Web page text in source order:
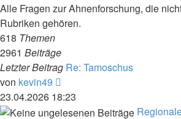
Alle Fragen zur Ahnenforschung, die
Rubriken gehören.
618 Themen
2961 Beiträge
Letzter Beitrag Re: Tamoschus
von kevin49
Beitrag
23.04.2026 18:23